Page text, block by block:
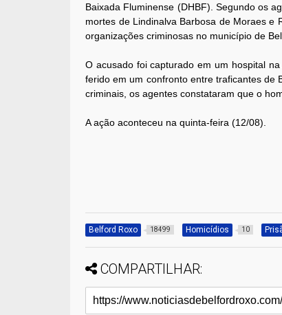
Baixada Fluminense (DHBF). Segundo os
mortes de Lindinalva Barbosa de Moraes e
organizações criminosas no município de
O acusado foi capturado em um hospital
ferido em um confronto entre traficantes de
criminais, os agentes constataram que o
A ação aconteceu na quinta-feira (12/08).
Belford Roxo 18499 Homicídios 10
COMPARTILHAR: